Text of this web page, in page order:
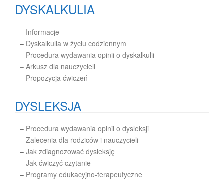
DYSKALKULIA
– Informacje
– Dyskalkulia w życiu codziennym
– Procedura wydawania opinii o dyskalkulii
– Arkusz dla nauczycieli
– Propozycja ćwiczeń
DYSLEKSJA
– Procedura wydawania opinii o dysleksji
– Zalecenia dla rodziców i nauczycieli
– Jak zdiagnozować dysleksję
– Jak ćwiczyć czytanie
– Programy edukacyjno-terapeutyczne